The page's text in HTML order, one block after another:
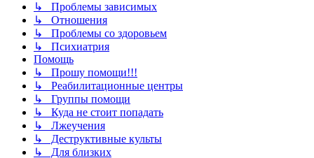
↳ Проблемы зависимых
↳ Отношения
↳ Проблемы со здоровьем
↳ Психиатрия
Помощь
↳ Прошу помощи!!!
↳ Реабилитационные центры
↳ Группы помощи
↳ Куда не стоит попадать
↳ Лжеучения
↳ Деструктивные культы
↳ Для близких